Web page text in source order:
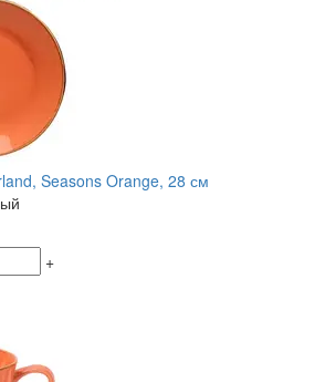
Seasons Orange, 28 см
+